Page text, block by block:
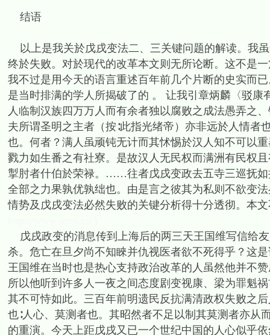
结语
以上是我关於戊戌变法二、三关键问题的解读。我
终於失败。对於现代的改革本文则无所论断。这不是
我不过是用今天的语言重述百年前几个片断的史实而
是当时排满的学人所揭破了的 。 让我引章炳麟〈驳
人临制汉族四万万人而有余者独以腐败之成法愚弄
夫所谓圣明之主者（按∶此指光绪帝）亦非远於人情
也。何者？满人虽顽钝无计而其怵惕於汉人知不可以
戮力如生番之有社寮。是故汉人无民权而满洲有民权
掣肘者什伯於荣禄。……往者戊戌变政去五寺三巡抚
全部之力果孰优孰绌也。由是言之彼其为私则不欲变
情势及戊戌变法必然失败的关键分析得十分透彻。本
戊戌政变的消息传到上海后的两三天王国维写信给
杀。危亡在旦夕尚不知睞并仇视医者欲不死得乎？这
王国维在当时也是热心支持政治改革的人虽然他并不
所以他听到许多人一夜之间态度剧变视康、梁为罪魁
其不可恃如此。三百年前明遗民反抗满清政权失败之
也∶人心、莫测者也。其昭然者不足以制其莫测者亦
的重演。今天上距戊戌又已一个世纪中国的人心似乎